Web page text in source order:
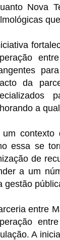
Nova
da
a
um contexto
essa se
de
a um
gestão
entre
A